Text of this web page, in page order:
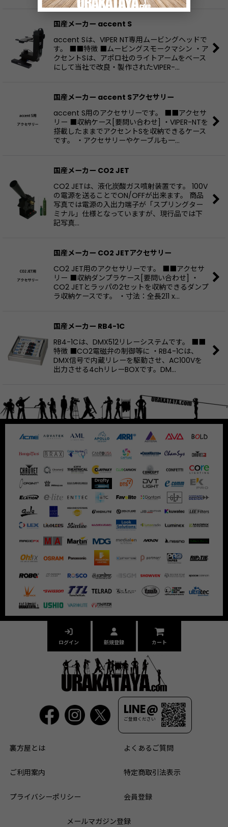
国産メーカー accent S
accent Sは、VIPER NT専用ムービングヘッドで
す。 ■■特徴 ■ムービングスモークマシン ・ア
クセントSは、アポロ社のライトアームをベース
にして当社で改良・製作されたVIPER-…
国産メーカー accent Sアクセサリー
accent S用のアクセサリーです。 ■■アクセサ
リー ■収納ケース[要問い合わせ] ・VIPER-NTを
搭載したままでアクセントSを収納できるケース
です。 ・アクセサリーやケーブルも一…
国産メーカー CO2 JET
CO2 JETは、液化炭酸ガス噴射装置です。 100V
の電源を送ることでON/OFFが出来ます。 商品
写真では電源の入出力端子が「スプリングター
ミナル」仕様となっていますが、現行品では下
記写真…
国産メーカー CO2 JETアクセサリー
CO2 JET用のアクセサリーです。 ■■アクセサ
リー ■収納ダンプラケース[要問い合わせ] ・
CO2 JETとラッパの2セットを収納できるダンプ
ラ収納ケースです。 ・寸法：全長211 x…
国産メーカー RB4-1C
RB4-1Cは、DMX512リレーシステムです。 ■■
特徴 ■CO2電磁弁の制御等に ・RB4-1Cは、
DMX信号で内蔵リレーを駆動させ、AC100Vを
出力させる4chリレーBOXです。DM…
LINE@
ご登録ください
ログイン 新規登録 カート
裏方屋とは よくあるご質問
ご利用案内 特定商取引法表示
プライバシーポリシー 会員登録
メールマガジン登録